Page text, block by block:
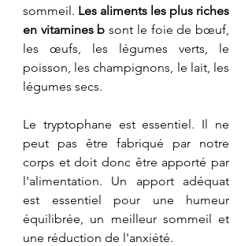
sommeil. Les aliments les plus riches
en vitamines b sont le foie de bœuf,
les œufs, les légumes verts, le
poisson, les champignons, le lait, les
légumes secs.
Le tryptophane est essentiel. Il ne
peut pas être fabriqué par notre
corps et doit donc être apporté par
l'alimentation. Un apport adéquat
est essentiel pour une humeur
équilibrée, un meilleur sommeil et
une réduction de l'anxiété.